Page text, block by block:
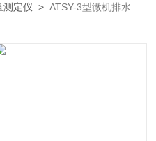
测定仪 >ATSY-3型微机排水板